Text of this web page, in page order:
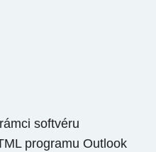
softvéru
programu Outlook